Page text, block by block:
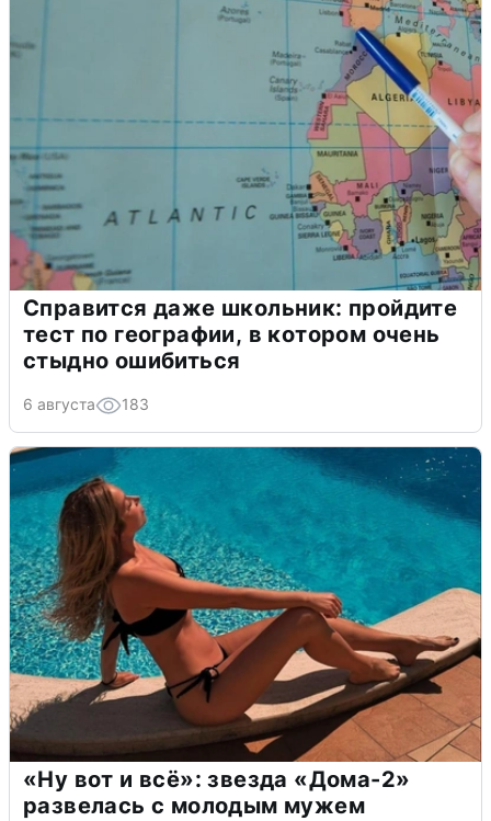
Справится даже школьник: пройдите
тест по географии, в котором очень
стыдно ошибиться
6 августа 183
«Ну вот и всё»: звезда «Дома-2»
развелась с молодым мужем